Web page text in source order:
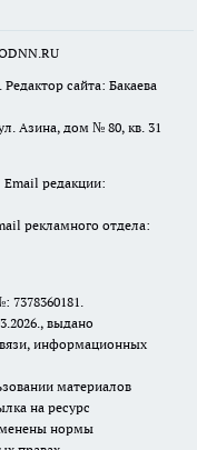
сайта: Бакаева
Азина, дом № 80, кв. 31
редакции:
рекламного отдела:
выдано
информационных
материалов
на ресурс
нормы